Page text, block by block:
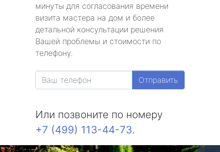
минуты для согласования времени
визита мастера на дом и более
детальной консультации решения
Вашей проблемы и стоимости по
телефону.
Отправить
Или позвоните по номеру
+7 (499) 113-44-73.